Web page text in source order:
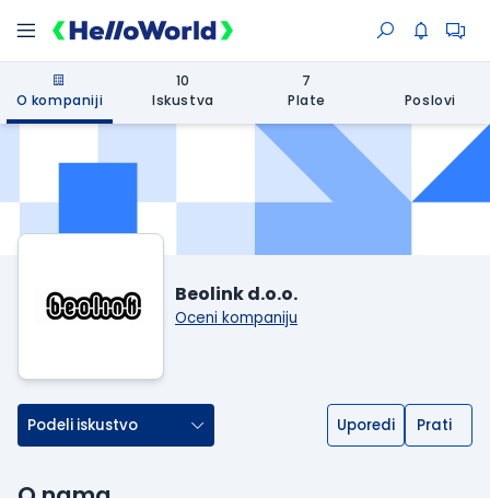
O kompaniji
10
Iskustva
7
Plate
Poslovi
Beolink d.o.o.
Oceni kompaniju
Podeli iskustvo Uporedi Prati